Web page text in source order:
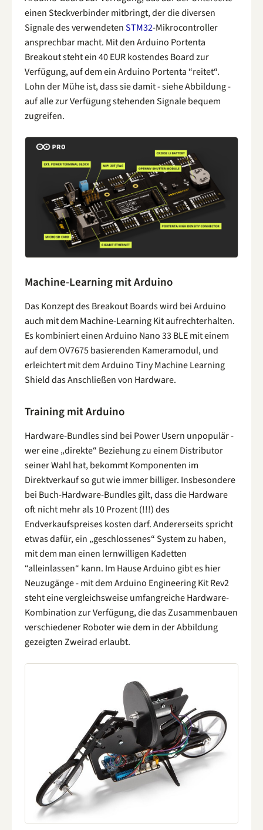
einen Steckverbinder mitbringt, der die diversen
Signale des verwendetenSTM32-Mikrocontroller
ansprechbar macht. Mit den Arduino Portenta
Breakout steht ein 40 EUR kostendes Board zur
Verfügung, auf dem ein Arduino Portenta “reitet“.
Lohn der Mühe ist, dass sie damit - siehe Abbildung -
auf alle zur Verfügung stehenden Signale bequem
zugreifen.
Machine-Learning mit Arduino
Das Konzept des Breakout Boards wird bei Arduino
auch mit dem Machine-Learning Kit aufrechterhalten.
Es kombiniert einen Arduino Nano 33 BLE mit einem
auf dem OV7675 basierenden Kameramodul, und
erleichtert mit dem Arduino Tiny Machine Learning
Shield das Anschließen von Hardware.
Training mit Arduino
Hardware-Bundles sind bei Power Usern unpopulär -
wer eine „direkte“ Beziehung zu einem Distributor
seiner Wahl hat, bekommt Komponenten im
Direktverkauf so gut wie immer billiger. Insbesondere
bei Buch-Hardware-Bundles gilt, dass die Hardware
oft nicht mehr als 10 Prozent (!!!) des
Endverkaufspreises kosten darf. Andererseits spricht
etwas dafür, ein „geschlossenes“ System zu haben,
mit dem man einen lernwilligen Kadetten
“alleinlassen“ kann. Im Hause Arduino gibt es hier
Neuzugänge - mit dem Arduino Engineering Kit Rev2
steht eine vergleichsweise umfangreiche Hardware-
Kombination zur Verfügung, die das Zusammenbauen
verschiedener Roboter wie dem in der Abbildung
gezeigten Zweirad erlaubt.